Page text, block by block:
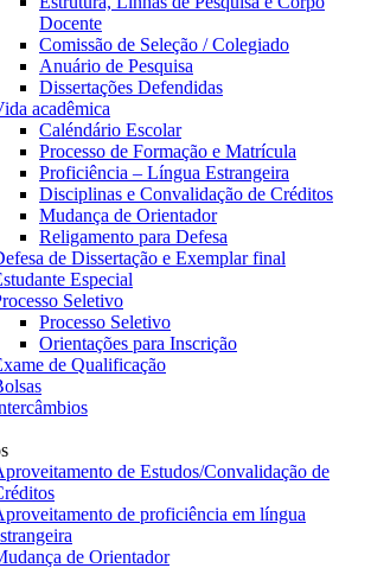
Docente
Comissão de Seleção / Colegiado
Anuário de Pesquisa
Dissertações Defendidas
acadêmica
Caléndário Escolar
Processo de Formação e Matrícula
Proficiência – Língua Estrangeira
Disciplinas e Convalidação de Créditos
Mudança de Orientador
Religamento para Defesa
de Dissertação e Exemplar final
Especial
Seletivo
Processo Seletivo
Orientações para Inscrição
de Qualificação
de Estudos/Convalidação de
de proficiência em língua
de Orientador